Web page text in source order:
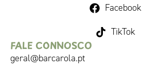
Facebook
TikTok
FALE CONNOSCO
geral@barcarola.pt